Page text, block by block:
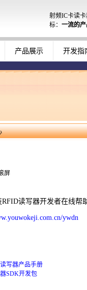
射频IC卡读
标： 一流的
产品展示 开发指
屏
RFID读写器开发者在线帮
ywdn
写器产品手册
SDK开发包